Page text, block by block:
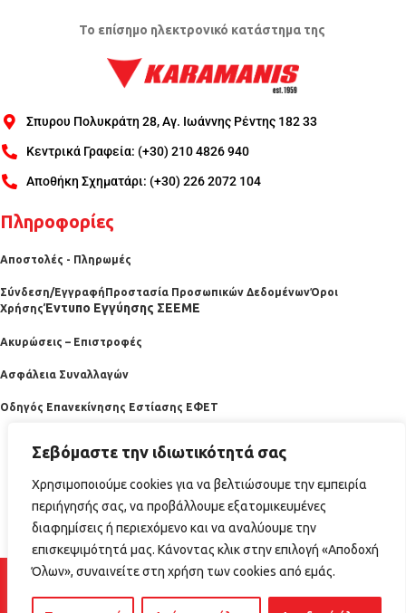
Σεβόμαστε την ιδιωτικότητά σας
Χρησιμοποιούμε cookies για να βελτιώσουμε την εμπειρία
περιήγησής σας, να προβάλλουμε εξατομικευμένες
διαφημίσεις ή περιεχόμενο και να αναλύουμε την
επισκεψιμότητά μας. Κάνοντας κλικ στην επιλογή «Αποδοχή
Όλων», συναινείτε στη χρήση των cookies από εμάς.
Το επίσημο ηλεκτρονικό κατάστημα της
Σπυρου Πολυκράτη 28, Αγ. Ιωάννης Ρέντης 182 33
Κεντρικά Γραφεία: (+30) 210 4826 940
Αποθήκη Σχηματάρι: (+30) 226 2072 104
Πληροφορίες
Αποστολές - Πληρωμές
Σύνδεση/ΕγγραφήΠροστασία Προσωπικών ΔεδομένωνΌροι
ΧρήσηςΈντυπο Εγγύησης ΣΕΕΜΕ
Ακυρώσεις – Επιστροφές
Ασφάλεια Συναλλαγών
Οδηγός Επανεκίνησης Εστίασης ΕΦΕΤ
2025 horecabazaar.gr